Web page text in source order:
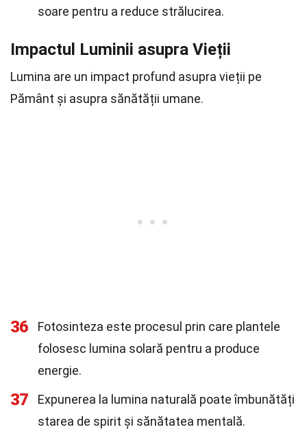
soare pentru a reduce strălucirea.
Impactul Luminii asupra Vieții
Lumina are un impact profund asupra vieții pe
Pământ și asupra sănătății umane.
36
Fotosinteza este procesul prin care plantele
folosesc lumina solară pentru a produce
energie.
37
Expunerea la lumina naturală poate îmbunătăți
starea de spirit și sănătatea mentală.